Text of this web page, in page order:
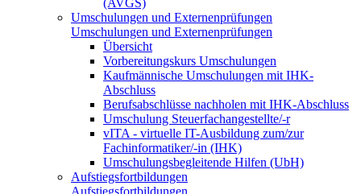
(AVGS)
Umschulungen und Externenprüfungen
Umschulungen und Externenprüfungen
Übersicht
Vorbereitungskurs Umschulungen
Kaufmännische Umschulungen mit IHK-
Abschluss
Berufsabschlüsse nachholen mit IHK-Abschluss
Umschulung Steuerfachangestellte/-r
vITA - virtuelle IT-Ausbildung zum/zur
Fachinformatiker/-in (IHK)
Umschulungsbegleitende Hilfen (UbH)
Aufstiegsfortbildungen
Aufstiegsfortbildungen